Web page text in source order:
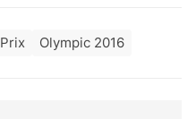
Olympic 2016